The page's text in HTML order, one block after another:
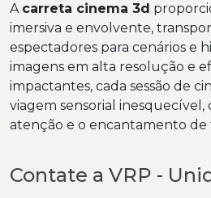
A carreta cinema 3d
imersiva e envolvente,
espectadores para cenários e
imagens em alta resolução e
impactantes, cada sessão de
viagem sensorial inesquecível,
atenção e o encantamento de
Contate a VRP -